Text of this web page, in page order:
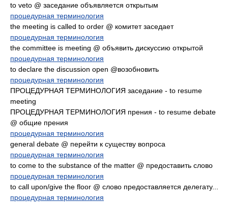
to veto @ заседание объявляется открытым
процедурная терминология
the meeting is called to order @ комитет заседает
процедурная терминология
the committee is meeting @ объявить дискуссию открытой
процедурная терминология
to declare the discussion open @возобновить
процедурная терминология
ПРОЦЕДУРНАЯ ТЕРМИНОЛОГИЯ заседание - to resume
meeting
ПРОЦЕДУРНАЯ ТЕРМИНОЛОГИЯ прения - to resume debate
@ общие прения
процедурная терминология
general debate @ перейти к существу вопроса
процедурная терминология
to come to the substance of the matter @ предоставить слово
процедурная терминология
to call upon/give the floor @ слово предоставляется делегату...
процедурная терминология